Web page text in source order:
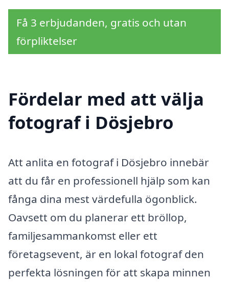
Få 3 erbjudanden, gratis och utan
förpliktelser
Fördelar med att välja
fotograf i Dösjebro
Att anlita en fotograf i Dösjebro innebär
att du får en professionell hjälp som kan
fånga dina mest värdefulla ögonblick.
Oavsett om du planerar ett bröllop,
familjesammankomst eller ett
företagsevent, är en lokal fotograf den
perfekta lösningen för att skapa minnen